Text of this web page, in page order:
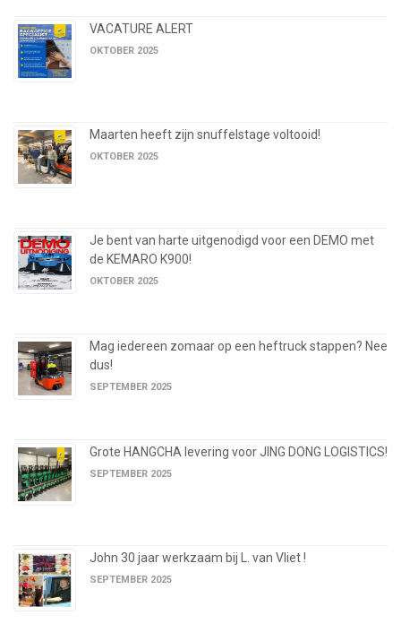
VACATURE ALERT
OKTOBER 2025
Maarten heeft zijn snuffelstage voltooid!
OKTOBER 2025
Je bent van harte uitgenodigd voor een DEMO met
de KEMARO K900!
OKTOBER 2025
Mag iedereen zomaar op een heftruck stappen? Nee
dus!
SEPTEMBER 2025
Grote HANGCHA levering voor JING DONG LOGISTICS!
SEPTEMBER 2025
John 30 jaar werkzaam bij L. van Vliet !
SEPTEMBER 2025